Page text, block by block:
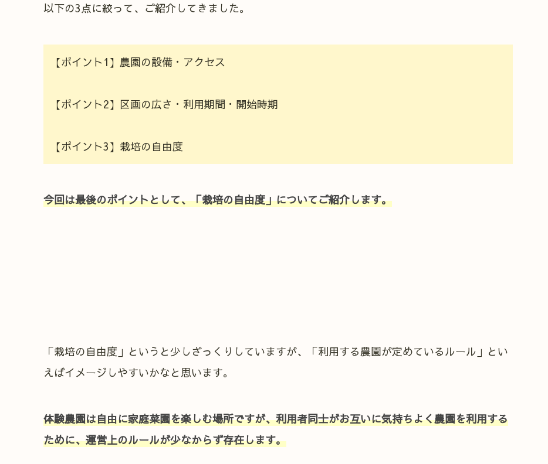
以下の3点に絞って、ご紹介してきました。
【ポイント1】農園の設備・アクセス
【ポイント2】区画の広さ・利用期間・開始時期
【ポイント3】栽培の自由度
今回は最後のポイントとして、「栽培の自由度」についてご紹介します。
「栽培の自由度」というと少しざっくりしていますが、「利用する農園が定めているルール」とい
えばイメージしやすいかなと思います。
体験農園は自由に家庭菜園を楽しむ場所ですが、利用者同士がお互いに気持ちよく農園を利用する
ために、運営上のルールが少なからず存在します。